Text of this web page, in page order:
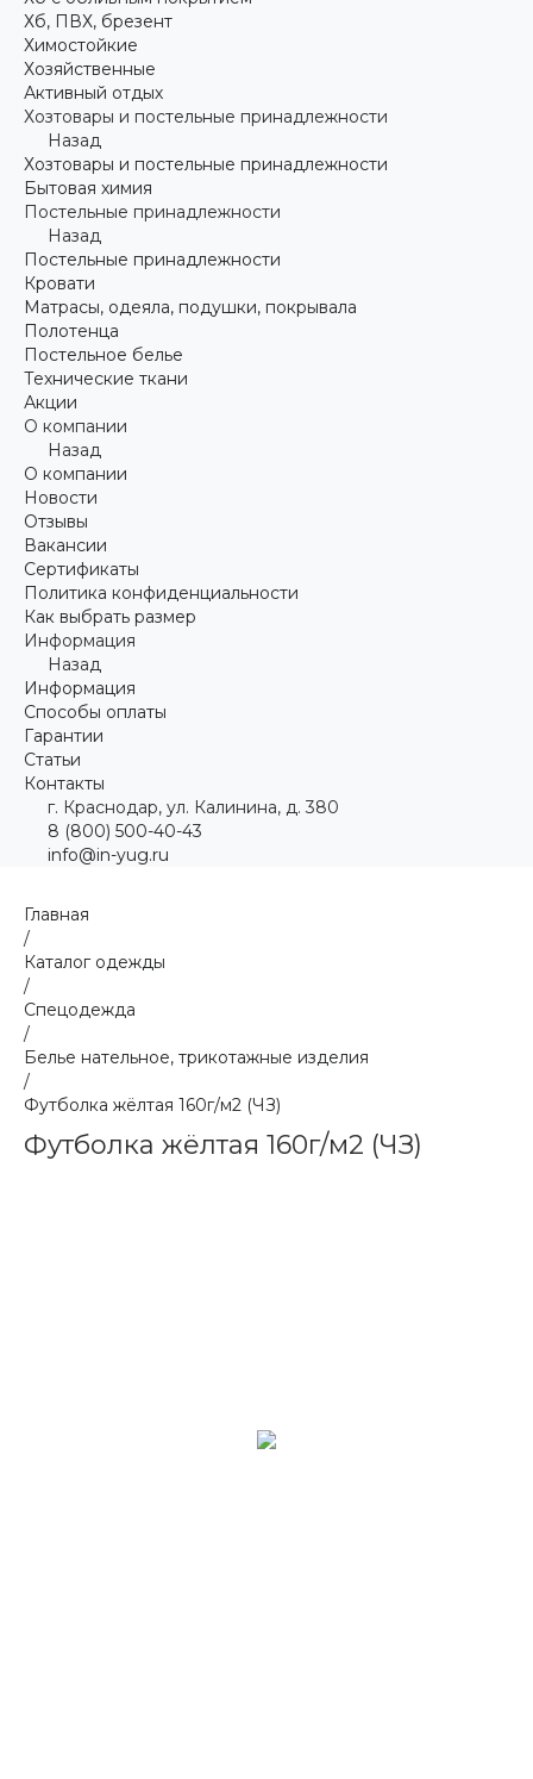
Хб, ПВХ, брезент
Химостойкие
Хозяйственные
Активный отдых
Хозтовары и постельные принадлежности
Назад
Хозтовары и постельные принадлежности
Бытовая химия
Постельные принадлежности
Назад
Постельные принадлежности
Кровати
Матрасы, одеяла, подушки, покрывала
Полотенца
Постельное белье
Технические ткани
Акции
О компании
Назад
О компании
Новости
Отзывы
Вакансии
Сертификаты
Политика конфиденциальности
Как выбрать размер
Информация
Назад
Информация
Способы оплаты
Гарантии
Статьи
Контакты
г. Краснодар, ул. Калинина, д. 380
8 (800) 500-40-43
info@in-yug.ru
Главная
/
Каталог одежды
/
Спецодежда
/
Белье нательное, трикотажные изделия
/
Футболка жёлтая 160г/м2 (ЧЗ)
Футболка жёлтая 160г/м2 (ЧЗ)